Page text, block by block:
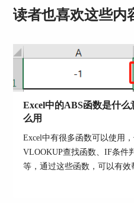
范围，在菜单栏找到插入
选择“表格和区域”。
读者也喜欢这些内
Excel中的ABS函数是什么意思 Excel中的
么用
Excel中有很多函数可以使用
VLOOKUP查找函数、IF条件
等，通过这些函数，可以有
率。接下来我们就以ABS函